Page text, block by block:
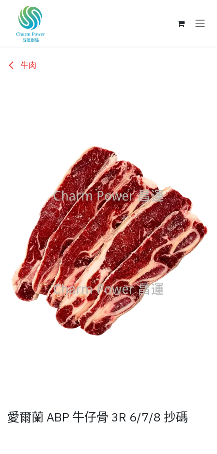
跳至內容
牛肉
愛爾蘭 ABP 牛仔骨 3R 6/7/8 抄碼